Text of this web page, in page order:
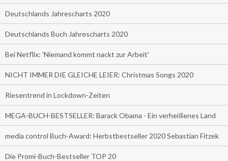
Deutschlands Jahrescharts 2020
Deutschlands Buch Jahrescharts 2020
Bei Netflix: 'Niemand kommt nackt zur Arbeit'
NICHT IMMER DIE GLEICHE LEIER: Christmas Songs 2020
Riesentrend in Lockdown-Zeiten
MEGA-BUCH-BESTSELLER: Barack Obama - Ein verheißenes Land
media control Buch-Award: Herbstbestseller 2020 Sebastian Fitzek
Die Promi-Buch-Bestseller TOP 20